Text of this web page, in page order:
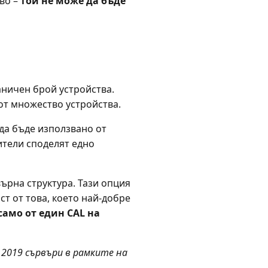
брой устройства.
множество устройства.
бъде използвано от
споделят едно
структура. Тази опция
от това, което най-добре
от един CAL на
2019 сървъри в рамките на